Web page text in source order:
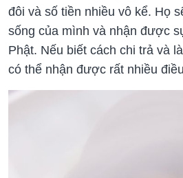
đôi và số tiền nhiều vô kể. Họ
sống của mình và nhận được
Phật. Nếu biết cách chi trả và
có thể nhận được rất nhiều